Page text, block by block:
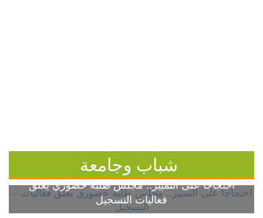
شباب وجامعة
احتجاجاً على التمييز.. مجلس طلبة خضوري يعلق
فعاليات التسجيل